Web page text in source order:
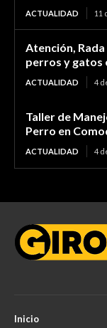
ACTUALIDAD 11
Atención,
perros y gatos
ACTUALIDAD 4
Taller de
Perro en
ACTUALIDAD 4
Inicio